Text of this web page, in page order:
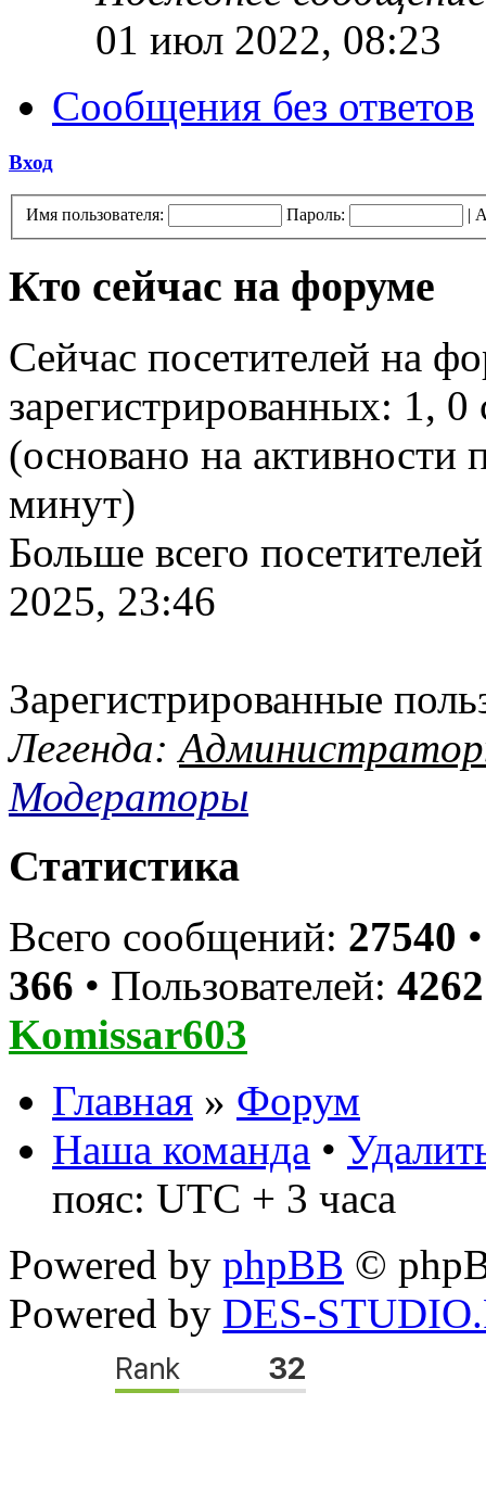
01 июл 2022, 08:23
Сообщения без ответов
Вход
Имя пользователя: Пароль: |
Кто сейчас на форуме
Сейчас посетителей на
зарегистрированных: 1,
(основано на активности
минут)
Больше всего
2025, 23:46
Зарегистрированные
Легенда:
Модераторы
Статистика
Всего сообщений: 27540
366 • Пользователей: 4262
Komissar603
Главная » Форум
Наша команда •
пояс: UTC + 3 часа
Powered by phpBB ©
Powered by DES-